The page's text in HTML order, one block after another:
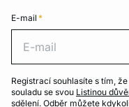
E-mail *
Registrací souhlasíte s tím,
souladu se svou Listinou
sdělení. Odběr můžete